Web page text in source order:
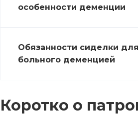
особенности деменции
Обязанности сиделки для
больного деменцией
Коротко о